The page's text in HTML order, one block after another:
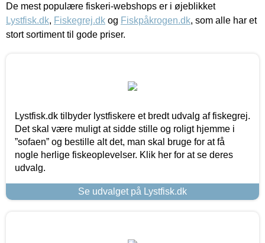
De mest populære fiskeri-webshops er i øjeblikket
Lystfisk.dk, Fiskegrej.dk og Fiskpåkrogen.dk, som alle har et
stort sortiment til gode priser.
Lystfisk.dk tilbyder lystfiskere et bredt udvalg af fiskegrej.
Det skal være muligt at sidde stille og roligt hjemme i
”sofaen” og bestille alt det, man skal bruge for at få
nogle herlige fiskeoplevelser. Klik her for at se deres
udvalg.
Se udvalget på Lystfisk.dk